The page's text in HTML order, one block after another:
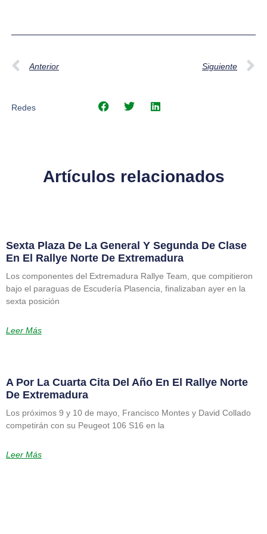
Anterior Siguiente
Redes
Artículos relacionados
Sexta Plaza De La General Y Segunda De Clase
En El Rallye Norte De Extremadura
Los componentes del Extremadura Rallye Team, que compitieron
bajo el paraguas de Escudería Plasencia, finalizaban ayer en la
sexta posición
Leer Más
A Por La Cuarta Cita Del Año En El Rallye Norte
De Extremadura
Los próximos 9 y 10 de mayo, Francisco Montes y David Collado
competirán con su Peugeot 106 S16 en la
Leer Más